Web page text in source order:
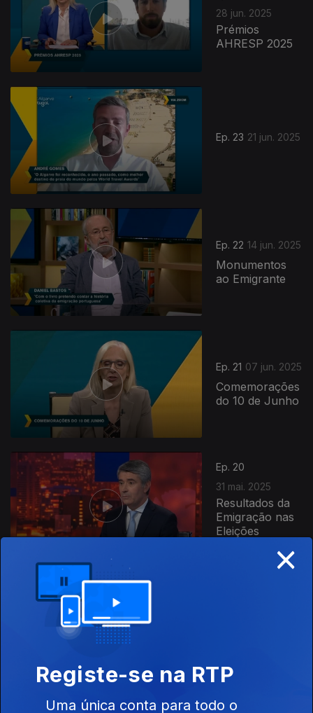
28 jun. 2025
Prémios
AHRESP 2025
Ep. 23 21 jun. 2025
Ep. 22 14 jun. 2025
Monumentos
ao Emigrante
Ep. 21 07 jun. 2025
Comemorações
do 10 de Junho
Ep. 20
31 mai. 2025
Resultados da
Emigração nas
Eleições
×
Registe-se na RTP
Uma única conta para todo o